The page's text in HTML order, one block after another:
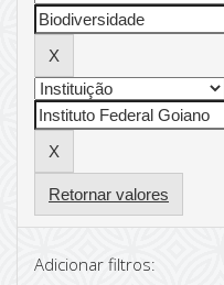
Retornar valores
Adicionar filtros: